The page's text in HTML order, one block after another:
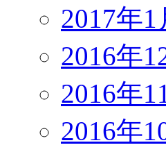
2017年1
2016年
2016年
2016年